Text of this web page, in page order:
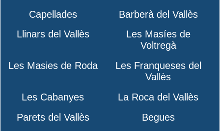
Capellades
Barberà del Vallès
Llinars del Vallès
Les Masíes de
Voltregà
Les Masies de Roda
Les Franqueses del
Vallès
Les Cabanyes
La Roca del Vallès
Parets del Vallès
Begues